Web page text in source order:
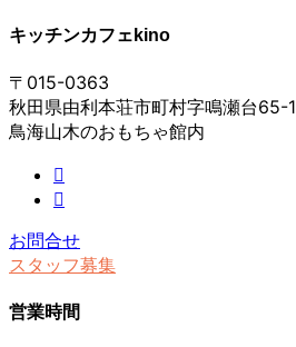
キッチンカフェkino
〒015-0363
秋田県由利本荘市町村字鳴瀬台65-1
鳥海山木のおもちゃ館内
お問合せ
スタッフ募集
営業時間